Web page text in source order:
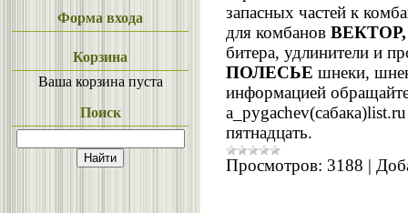
Форма входа
Корзина
Ваша корзина пуста
Поиск
запасных частей к
для комбанов
битера, удлинители и
ПОЛЕСЬЕ шнеки,
информацией
пятнадцать.
Просмотров: 3188 |